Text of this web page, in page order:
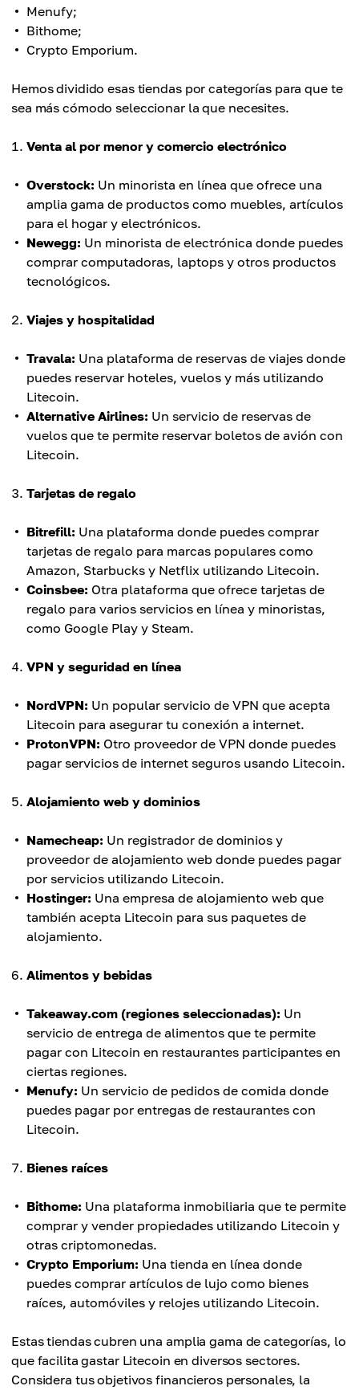
Menufy;
Bithome;
Crypto Emporium.
Hemos dividido esas tiendas por categorías para que te
sea más cómodo seleccionar la que necesites.
Venta al por menor y comercio electrónico
Overstock: Un minorista en línea que ofrece una
amplia gama de productos como muebles, artículos
para el hogar y electrónicos.
Newegg: Un minorista de electrónica donde puedes
comprar computadoras, laptops y otros productos
tecnológicos.
Viajes y hospitalidad
Travala: Una plataforma de reservas de viajes donde
puedes reservar hoteles, vuelos y más utilizando
Litecoin.
Alternative Airlines: Un servicio de reservas de
vuelos que te permite reservar boletos de avión con
Litecoin.
Tarjetas de regalo
Bitrefill: Una plataforma donde puedes comprar
tarjetas de regalo para marcas populares como
Amazon, Starbucks y Netflix utilizando Litecoin.
Coinsbee: Otra plataforma que ofrece tarjetas de
regalo para varios servicios en línea y minoristas,
como Google Play y Steam.
VPN y seguridad en línea
NordVPN: Un popular servicio de VPN que acepta
Litecoin para asegurar tu conexión a internet.
ProtonVPN: Otro proveedor de VPN donde puedes
pagar servicios de internet seguros usando Litecoin.
Alojamiento web y dominios
Namecheap: Un registrador de dominios y
proveedor de alojamiento web donde puedes pagar
por servicios utilizando Litecoin.
Hostinger: Una empresa de alojamiento web que
también acepta Litecoin para sus paquetes de
alojamiento.
Alimentos y bebidas
Takeaway.com (regiones seleccionadas): Un
servicio de entrega de alimentos que te permite
pagar con Litecoin en restaurantes participantes en
ciertas regiones.
Menufy: Un servicio de pedidos de comida donde
puedes pagar por entregas de restaurantes con
Litecoin.
Bienes raíces
Bithome: Una plataforma inmobiliaria que te permite
comprar y vender propiedades utilizando Litecoin y
otras criptomonedas.
Crypto Emporium: Una tienda en línea donde
puedes comprar artículos de lujo como bienes
raíces, automóviles y relojes utilizando Litecoin.
Estas tiendas cubren una amplia gama de categorías, lo
que facilita gastar Litecoin en diversos sectores.
Considera tus objetivos financieros personales, la